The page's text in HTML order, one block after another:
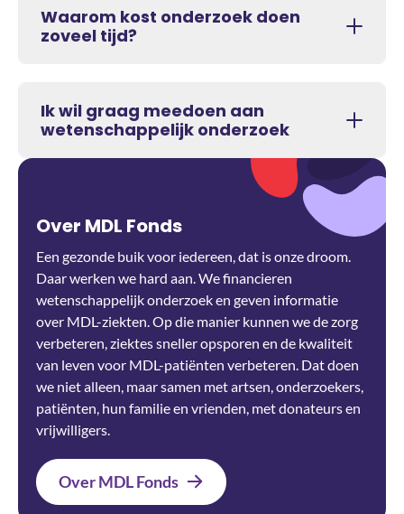
Waarom kost onderzoek doen
zoveel tijd?
Ik wil graag meedoen aan
wetenschappelijk onderzoek
Over MDL Fonds
Een gezonde buik voor iedereen, dat is onze droom.
Daar werken we hard aan. We financieren
wetenschappelijk onderzoek en geven informatie
over MDL-ziekten. Op die manier kunnen we de zorg
verbeteren, ziektes sneller opsporen en de kwaliteit
van leven voor MDL-patiënten verbeteren. Dat doen
we niet alleen, maar samen met artsen, onderzoekers,
patiënten, hun familie en vrienden, met donateurs en
vrijwilligers.
Over MDL Fonds